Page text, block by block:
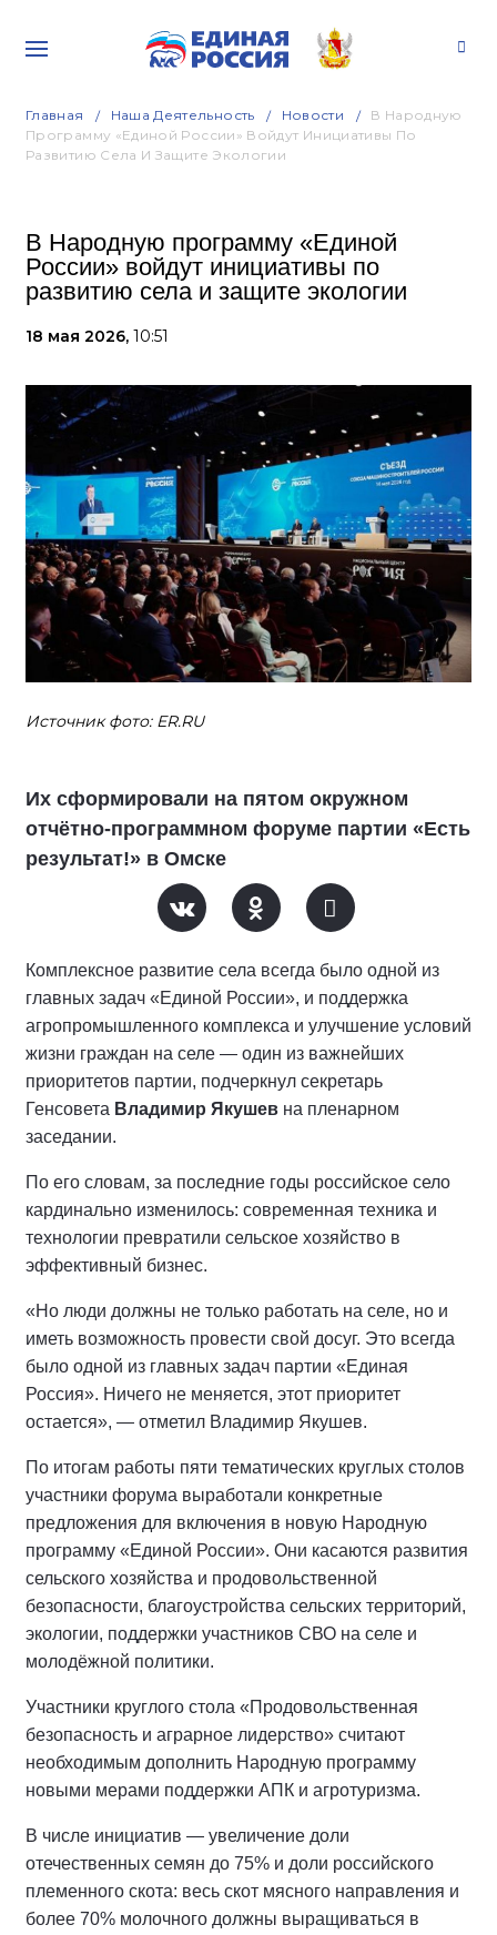
Главная Наша Деятельность Новости
В Народную
Программу «Единой России» Войдут Инициативы По
Развитию Села И Защите Экологии
В Народную программу «Единой
России» войдут инициативы по
развитию села и защите экологии
18 мая 2026, 10:51
Источник фото: ER.RU
Их сформировали на пятом окружном
отчётно-программном форуме партии «Есть
результат!» в Омске
Комплексное развитие села всегда было одной из
главных задач «Единой России», и поддержка
агропромышленного комплекса и улучшение условий
жизни граждан на селе — один из важнейших
приоритетов партии, подчеркнул секретарь
Генсовета Владимир Якушев на пленарном
заседании.
По его словам, за последние годы российское село
кардинально изменилось: современная техника и
технологии превратили сельское хозяйство в
эффективный бизнес.
«Но люди должны не только работать на селе, но и
иметь возможность провести свой досуг. Это всегда
было одной из главных задач партии «Единая
Россия». Ничего не меняется, этот приоритет
остается», — отметил Владимир Якушев.
По итогам работы пяти тематических круглых столов
участники форума выработали конкретные
предложения для включения в новую Народную
программу «Единой России». Они касаются развития
сельского хозяйства и продовольственной
безопасности, благоустройства сельских территорий,
экологии, поддержки участников СВО на селе и
молодёжной политики.
Участники круглого стола «Продовольственная
безопасность и аграрное лидерство» считают
необходимым дополнить Народную программу
новыми мерами поддержки АПК и агротуризма.
В числе инициатив — увеличение доли
отечественных семян до 75% и доли российского
племенного скота: весь скот мясного направления и
более 70% молочного должны выращиваться в